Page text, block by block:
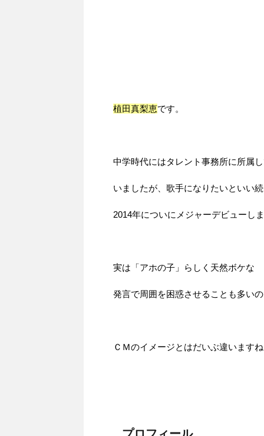
植田真梨恵です。
中学時代にはタレント事務所に所属
いましたが、歌手になりたいといい
2014年についにメジャーデビューし
実は「アホの子」らしく天然ボケな
発言で周囲を困惑させることも多い
ＣＭのイメージとはだいぶ違います